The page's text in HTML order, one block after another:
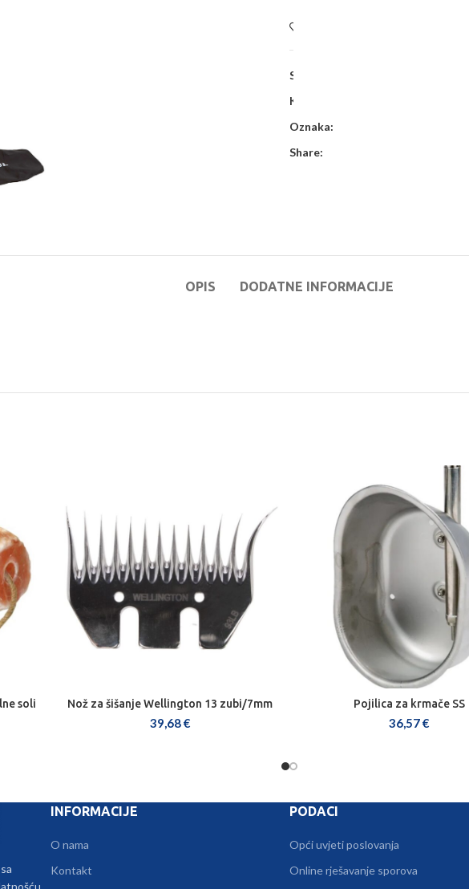
SKU:
Kategorije:
Oznaka:
Share:
OPIS DODATNE INFORMACIJE
soli
DODAJ U KOŠARICU
Nož za šišanje Wellington 13 zubi/7mm
39,68€
DODAJ U KOŠARICU
Pojilica za krmače SS
36,57€
INFORMACIJE
O nama
Kontakt
PODACI
Opći uvjeti poslovanja
Online rješavanje sporova